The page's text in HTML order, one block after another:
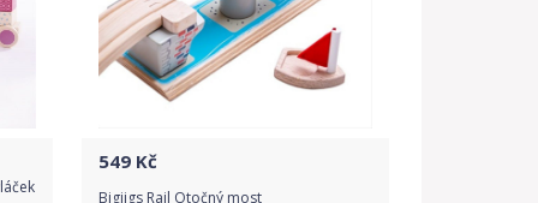
549 Kč
Bigjigs Rail Otočný most